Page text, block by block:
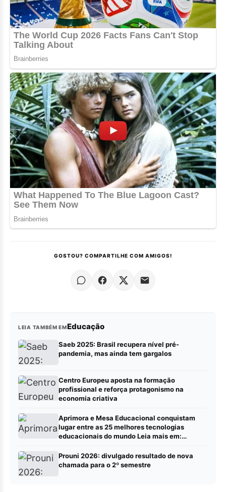
GOSTOU? COMPARTILHE COM AMIGOS!
LEIA TAMBÉM EMEducação
Saeb 2025: Brasil recupera nível pré-
pandemia, mas ainda tem gargalos
Centro Europeu aposta na formação
profissional e reforça protagonismo na
economia criativa
Aprimora e Mesa Educacional conquistam
lugar entre as 25 melhores tecnologias
educacionais do mundo Leia mais em:
pauta – Portalrbn)
Prouni 2026: divulgado resultado de nova
chamada para o 2º semestre